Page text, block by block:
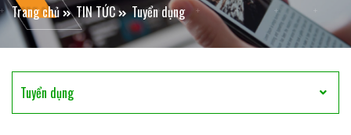
Trang chủ TIN TỨC Tuyển dụng
Tuyển dụng